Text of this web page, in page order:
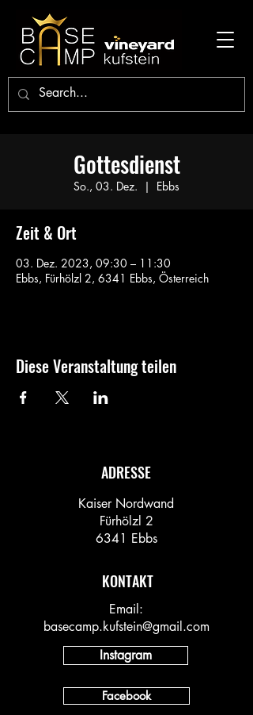
Gottesdienst
So., 03. Dez.
  |
Ebbs
Zeit & Ort
03. Dez. 2023, 09:30 – 11:30
Ebbs, Fürhölzl 2, 6341 Ebbs, Österreich
Diese Veranstaltung teilen
ADRESSE
Kaiser Nordwand
Fürhölzl 2
6341 Ebbs
KONTAKT
Email:
basecamp.kufstein@gmail.com
Instagram
Facebook